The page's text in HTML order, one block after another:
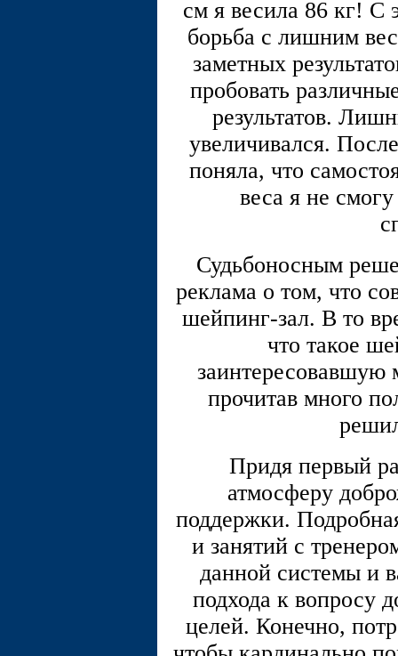
см я весила 86 кг! С
борьба с лишним
заметных
пробовать
результатов.
увеличивался.
поняла, что
веса я не
Судьбоносным
реклама о том, что
шейпинг-зал. В то
что такое
прочитав много
Придя первый
атмосферу
поддержки.
и занятий с
данной системы и
подхода к вопросу
целей. Конечно,